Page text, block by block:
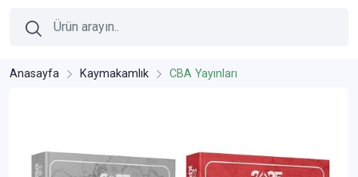
Anasayfa Kaymakamlık CBA Yayınları